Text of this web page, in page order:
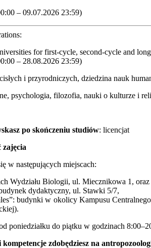
– 09.07.2026 23:59)
for first-cycle, second-cycle and
– 28.08.2026 23:59)
i przyrodniczych, dziedzina nauk
psychologia, filozofia, nauki o kulturze i
po skończeniu studiów: licencjat
zajęcia
w następujących miejscach:
Wydziału Biologii, ul. Miecznikowa 1,
dydaktyczny, ul. Stawki 5/7,
budynki w okolicy Kampusu
poniedziałku do piątku w godzinach
zdobędziesz na